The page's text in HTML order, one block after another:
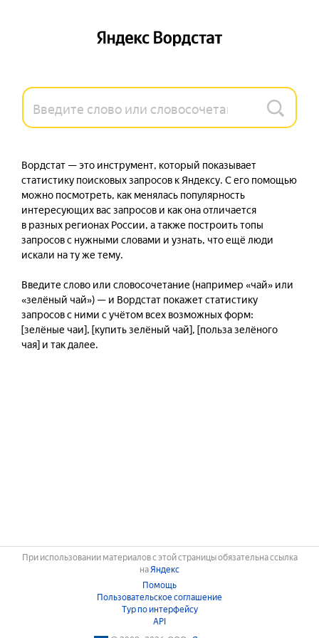
Вордстат — это инструмент, который показывает
статистику поисковых запросов к Яндексу. С его помощью
можно посмотреть, как менялась популярность
интересующих вас запросов и как она отличается
в разных регионах России, а также построить топы
запросов с нужными словами и узнать, что ещё люди
искали на ту же тему.
Введите слово или словосочетание (например «чай» или
«зелёный чай») — и Вордстат покажет статистику
запросов с ними с учётом всех возможных форм:
[зелёные чаи], [купить зелёный чай], [польза зелёного
чая] и так далее.
При использовании материалов с этой страницы обязательна ссылка
наЯндекс
Помощь
Пользовательское соглашение
Тур по интерфейсу
API